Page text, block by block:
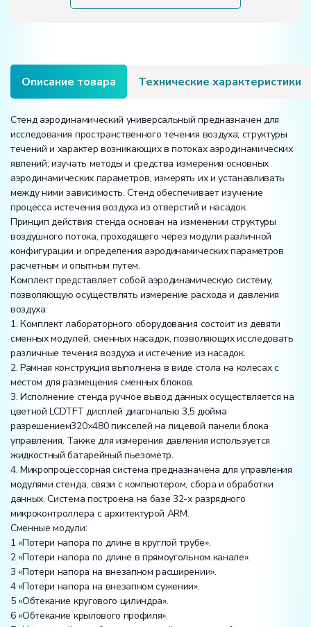
Описание товара Технические характеристики
Стенд аэродинамический универсальный предназначен для
исследования пространственного течения воздуха; структуры
течений и характер возникающих в потоках аэродинамических
явлений; изучать методы и средства измерения основных
аэродинамических параметров, измерять их и устанавливать
между ними зависимость. Стенд обеспечивает изучение
процесса истечения воздуха из отверстий и насадок.
Принцип действия стенда основан на изменении структуры
воздушного потока, проходящего через модули различной
конфигурации и определения аэродинамических параметров
расчетным и опытным путем.
Комплект представляет собой аэродинамическую систему,
позволяющую осуществлять измерение расхода и давления
воздуха:
1. Комплект лабораторного оборудования состоит из девяти
сменных модулей, сменных насадок, позволяющих исследовать
различные течения воздуха и истечение из насадок.
2. Рамная конструкция выполнена в виде стола на колесах с
местом для размещения сменных блоков.
3. Исполнение стенда ручное вывод данных осуществляется на
цветной LCDTFT дисплей диагональю 3,5 дюйма
разрешением320×480 пикселей на лицевой панели блока
управления. Также для измерения давления используется
жидкостный батарейный пьезометр.
4. Микропроцессорная система предназначена для управления
модулями стенда, связи с компьютером, сбора и обработки
данных. Система построена на базе 32-х разрядного
микроконтроллера с архитектурой ARM.
Сменные модули:
1 «Потери напора по длине в круглой трубе».
2 «Потери напора по длине в прямоугольном канале».
3 «Потери напора на внезапном расширении».
4 «Потери напора на внезапном сужении».
5 «Обтекание кругового цилиндра».
6 «Обтекание крылового профиля».